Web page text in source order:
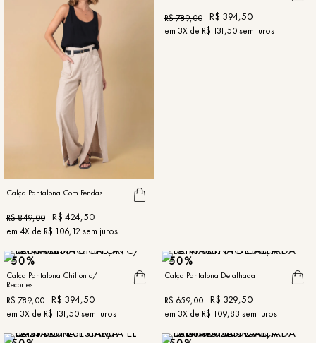
Calça Pantalona Com Fendas
R$849,00 R$ 424,50
em 4X de R$ 106,12 sem juros
R$789,00 R$ 394,50
em 3X de R$ 131,50sem juros
50%
Calça Pantalona Chiffon c/
Recortes
R$789,00 R$ 394,50
em 3X de R$ 131,50sem juros
50%
Calça Pantalona Detalhada
R$659,00 R$ 329,50
em 3X de R$ 109,83 sem juros